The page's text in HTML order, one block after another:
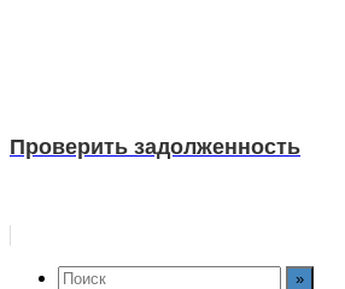
Проверить задолженность